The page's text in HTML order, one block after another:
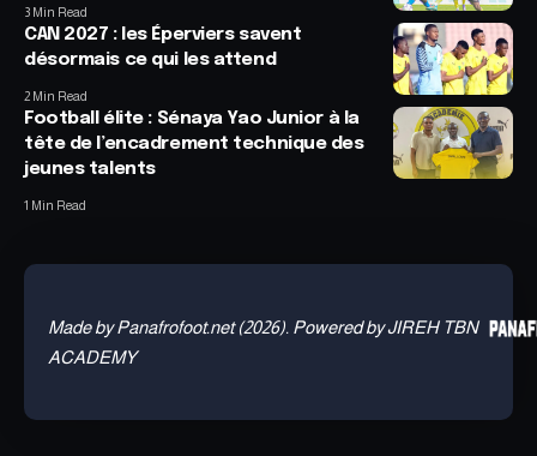
3 Min Read
CAN 2027 : les Éperviers savent
désormais ce qui les attend
2 Min Read
Football élite : Sénaya Yao Junior à la
tête de l’encadrement technique des
jeunes talents
1 Min Read
Made by Panafrofoot.net (2026). Powered by JIREH TBN
ACADEMY